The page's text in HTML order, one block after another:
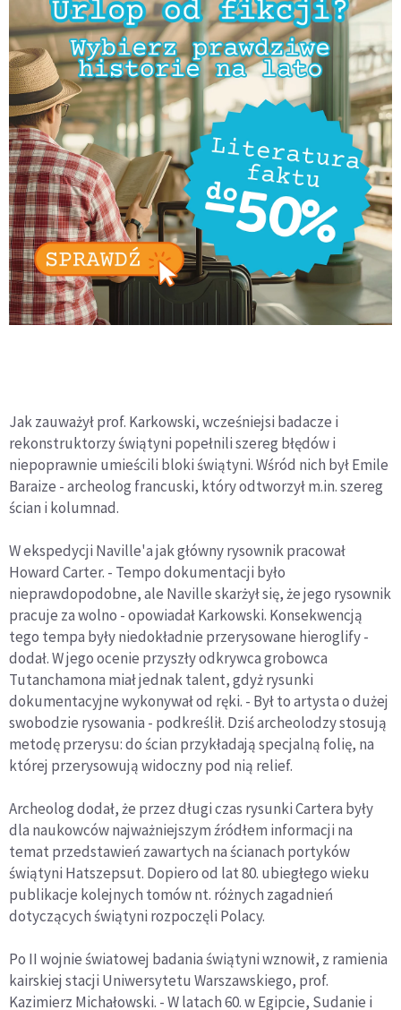
Jak zauważył prof. Karkowski, wcześniejsi badacze i
rekonstruktorzy świątyni popełnili szereg błędów i
niepoprawnie umieścili bloki świątyni. Wśród nich był Emile
Baraize - archeolog francuski, który odtworzył m.in. szereg
ścian i kolumnad.
W ekspedycji Naville'a jak główny rysownik pracował
Howard Carter. - Tempo dokumentacji było
nieprawdopodobne, ale Naville skarżył się, że jego rysownik
pracuje za wolno - opowiadał Karkowski. Konsekwencją
tego tempa były niedokładnie przerysowane hieroglify -
dodał. W jego ocenie przyszły odkrywca grobowca
Tutanchamona miał jednak talent, gdyż rysunki
dokumentacyjne wykonywał od ręki. - Był to artysta o dużej
swobodzie rysowania - podkreślił. Dziś archeolodzy stosują
metodę przerysu: do ścian przykładają specjalną folię, na
której przerysowują widoczny pod nią relief.
Archeolog dodał, że przez długi czas rysunki Cartera były
dla naukowców najważniejszym źródłem informacji na
temat przedstawień zawartych na ścianach portyków
świątyni Hatszepsut. Dopiero od lat 80. ubiegłego wieku
publikacje kolejnych tomów nt. różnych zagadnień
dotyczących świątyni rozpoczęli Polacy.
Po II wojnie światowej badania świątyni wznowił, z ramienia
kairskiej stacji Uniwersytetu Warszawskiego, prof.
Kazimierz Michałowski. - W latach 60. w Egipcie, Sudanie i